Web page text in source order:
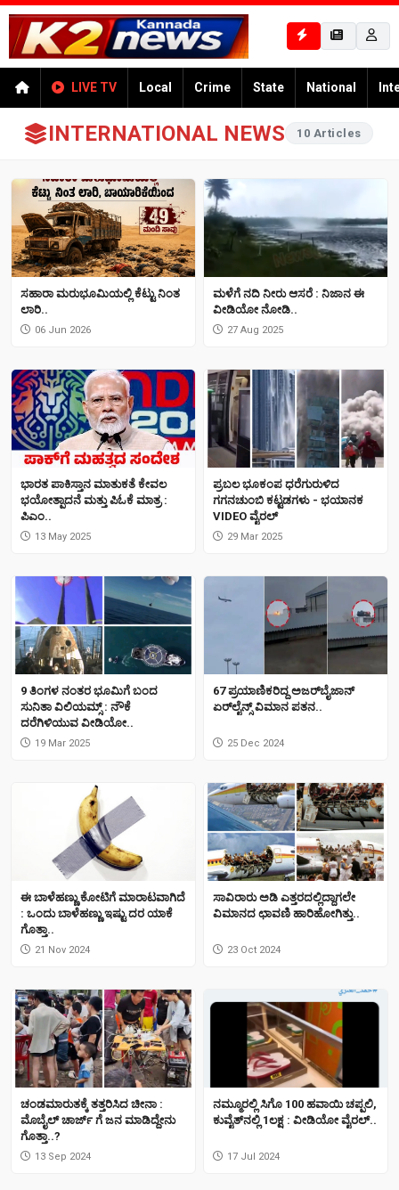
LIVE TV Local Crime State National
INTERNATIONAL NEWS 10 Articles
ಸಹಾರಾ ಮರುಭೂಮಿಯಲ್ಲಿ ಕೆಟ್ಟು ನಿಂತ
ಲಾರಿ..
06 Jun 2026
ಮಳೆಗೆ ನದಿ ನೀರು ಆಸರೆ : ನಿಜಾನ ಈ
ವೀಡಿಯೋ ನೋಡಿ..
27 Aug 2025
ಭಾರತ ಪಾಕಿಸ್ತಾನ ಮಾತುಕತೆ ಕೇವಲ
ಭಯೋತ್ಪಾದನೆ ಮತ್ತು ಪಿಓಕೆ ಮಾತ್ರ :
ಪಿಎಂ..
13 May 2025
ಪ್ರಬಲ ಭೂಕಂಪ ಧರೆಗುರುಳಿದ
ಗಗನಚುಂಬಿ ಕಟ್ಟಡಗಳು - ಭಯಾನಕ
VIDEO ವೈರಲ್
29 Mar 2025
9 ತಿಂಗಳ ನಂತರ ಭೂಮಿಗೆ ಬಂದ
ಸುನಿತಾ ವಿಲಿಯಮ್ಸ್ : ನೌಕೆ
ದರೆಗಿಳಿಯುವ ವೀಡಿಯೋ..
19 Mar 2025
67 ಪ್ರಯಾಣಿಕರಿದ್ದ ಅಜರ್‌ಬೈಜಾನ್
ಏರ್‌ಲೈನ್ಸ್ ವಿಮಾನ ಪತನ..
25 Dec 2024
ಈ ಬಾಳೆಹಣ್ಣು ಕೋಟಿಗೆ ಮಾರಾಟವಾಗಿದೆ
: ಒಂದು ಬಾಳೆಹಣ್ಣು ಇಷ್ಟು ದರ ಯಾಕೆ
ಗೊತ್ತಾ..
21 Nov 2024
ಸಾವಿರಾರು ಅಡಿ ಎತ್ತರದಲ್ಲಿದ್ದಾಗಲೇ
ವಿಮಾನದ ಛಾವಣಿ ಹಾರಿಹೋಗಿತ್ತು..
23 Oct 2024
ಚಂಡಮಾರುತಕ್ಕೆ ತತ್ತರಿಸಿದ ಚೀನಾ :
ಮೊಬೈಲ್ ಚಾರ್ಜ್ ಗೆ ಜನ ಮಾಡಿದ್ದೇನು
ಗೊತ್ತಾ..?
13 Sep 2024
ನಮ್ಮೂರಲ್ಲಿ ಸಿಗೊ 100 ಹವಾಯಿ ಚಪ್ಪಲಿ,
ಕುವೈತ್‌ನಲ್ಲಿ 1ಲಕ್ಷ : ವೀಡಿಯೋ ವೈರಲ್..
17 Jul 2024